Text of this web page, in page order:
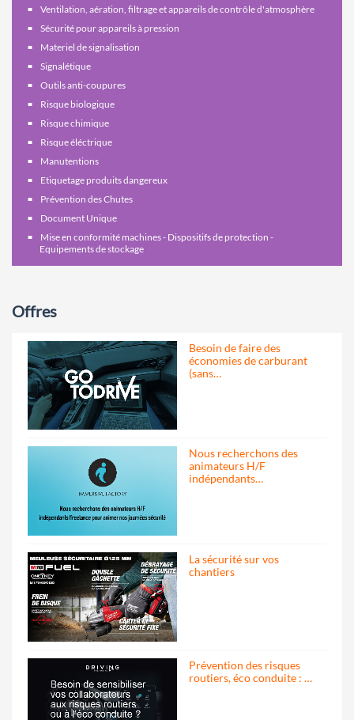
Ventilation, aération, filtrage et appareils de contrôle d'atmosphère
Sécurité pour appareils à pression
Materiel de signalisation
Signalétique
Outils anti-coupures
Risque biologique
Risque chimique
Risque éléctrique
Manutentions
Etiquetage produits dangereux
Prévention des Chutes
Document Unique
Mise en conformité machines - Dispositifs de protection -
Equipements de stockage
Offres
Besoin de faire des
économies de carburant
(sans…
Nous recherchons des
animateurs H/F
indépendants…
La sécurité sur vos
chantiers
Prévention des risques
routiers, éco conduite : …